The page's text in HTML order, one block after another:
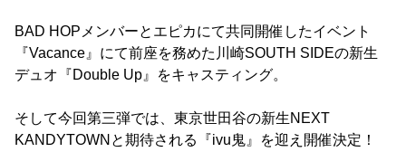
BAD HOPメンバーとエピカにて共同開催したイベント
『Vacance』にて前座を務めた川崎SOUTH SIDEの新生
デュオ『Double Up』をキャスティング。
そして今回第三弾では、東京世田谷の新生NEXT
KANDYTOWNと期待される『ivu鬼』を迎え開催決定！